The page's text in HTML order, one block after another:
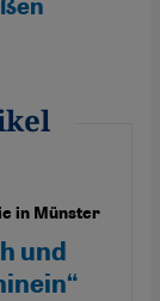
in Münster
und